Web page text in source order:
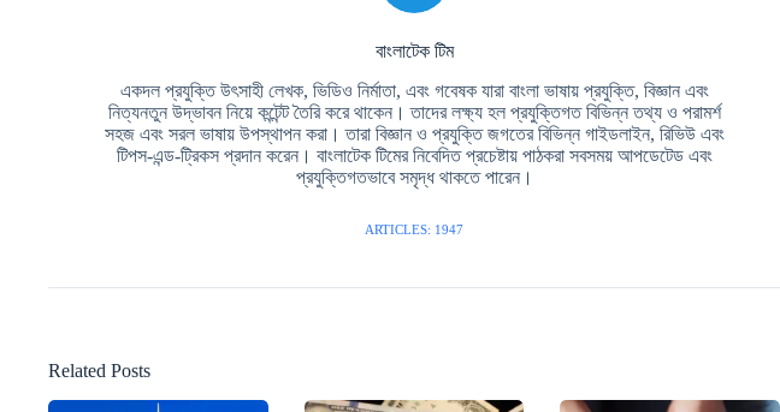
বাংলাটেক টিম
একদল প্রযুক্তি উৎসাহী লেখক, ভিডিও নির্মাতা, এবং গবেষক যারা বাংলা ভাষায় প্রযুক্তি, বিজ্ঞান এবং
নিত্যনতুন উদ্ভাবন নিয়ে কন্টেন্ট তৈরি করে থাকেন। তাদের লক্ষ্য হল প্রযুক্তিগত বিভিন্ন তথ্য ও পরামর্শ
সহজ এবং সরল ভাষায় উপস্থাপন করা। তারা বিজ্ঞান ও প্রযুক্তি জগতের বিভিন্ন গাইডলাইন, রিভিউ এবং
টিপস-এন্ড-ট্রিকস প্রদান করেন। বাংলাটেক টিমের নিবেদিত প্রচেষ্টায় পাঠকরা সবসময় আপডেটেড এবং
প্রযুক্তিগতভাবে সমৃদ্ধ থাকতে পারেন।
ARTICLES: 1947
Related Posts